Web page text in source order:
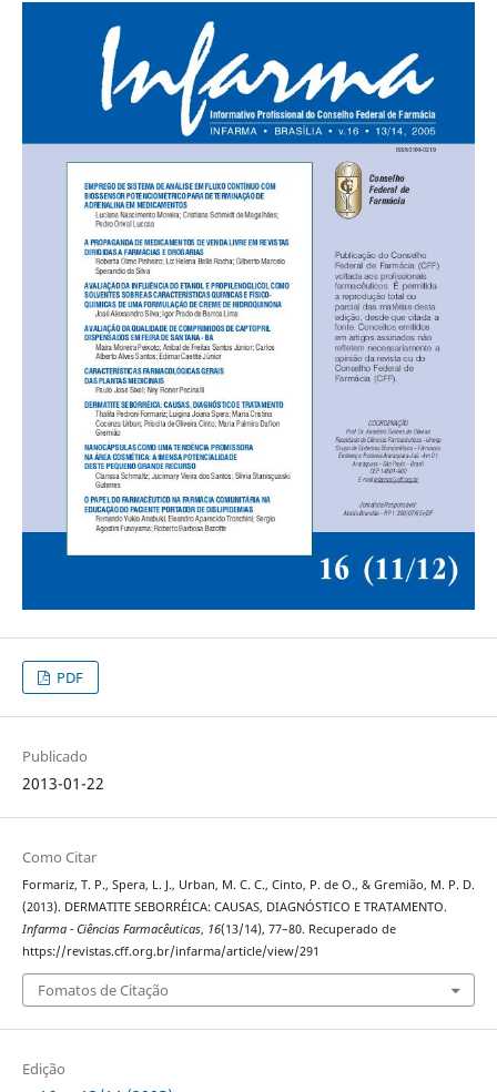
PDF
Publicado
2013-01-22
Como Citar
Formariz, T. P., Spera, L. J., Urban, M. C. C., Cinto, P. de O., & Gremião, M. P. D.
(2013). DERMATITE SEBORRÉICA: CAUSAS, DIAGNÓSTICO E TRATAMENTO.
Infarma - Ciências Farmacêuticas, 16(13/14), 77–80. Recuperado de
https://revistas.cff.org.br/infarma/article/view/291
Fomatos de Citação
Edição